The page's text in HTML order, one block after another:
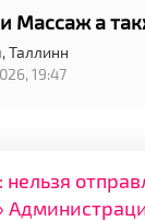
Таллинн
19:47